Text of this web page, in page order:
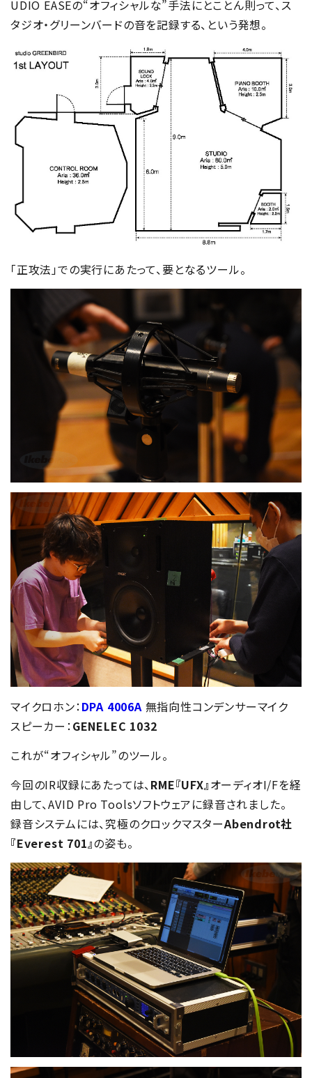
UDIO EASEの“オフィシャルな”手法にとことん則って、ス
タジオ・グリーンバードの音を記録する、という発想。
「正攻法」での実行にあたって、要となるツール。
マイクロホン：DPA 4006A無指向性コンデンサーマイク
スピーカー：GENELEC 1032
これが“オフィシャル”のツール。
今回のIR収録にあたっては、RME『UFX』オーディオI/Fを経
由して、AVID Pro Toolsソフトウェアに録音されました。
録音システムには、究極のクロックマスターAbendrot社
『Everest 701』の姿も。